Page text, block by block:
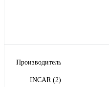
Производитель
INCAR (2)